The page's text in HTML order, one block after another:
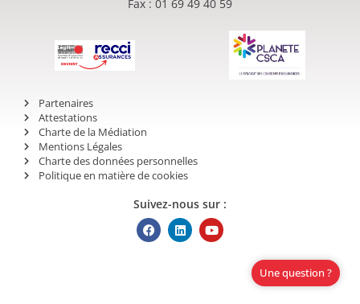
Fax : 01 69 49 40 59
Partenaires
Attestations
Charte de la Médiation
Mentions Légales
Charte des données personnelles
Politique en matière de cookies
Une question ?
Suivez-nous sur :